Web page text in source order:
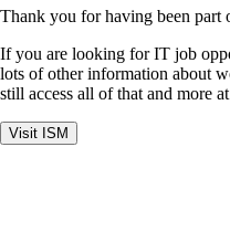
Thank you for having been part
If you are looking for IT job
lots of other information about
still access all of that and more at
Visit ISM